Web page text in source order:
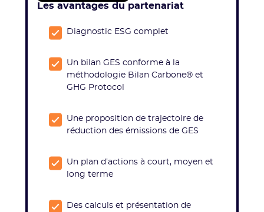
Les avantages du partenariat
Diagnostic ESG complet
Un bilan GES conforme à la
méthodologie Bilan Carbone® et
GHG Protocol
Une proposition de trajectoire de
réduction des émissions de GES
Un plan d’actions à court, moyen et
long terme
Des calculs et présentation de